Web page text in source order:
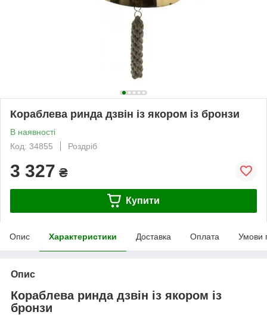
Кораблева ринда дзвін із якором із бронзи
В наявності
Код: 34855
Роздріб
3 327 ₴
Купити
Опис Характеристики Доставка Оплата Умови
Опис
Кораблева ринда дзвін із якором із
бронзи